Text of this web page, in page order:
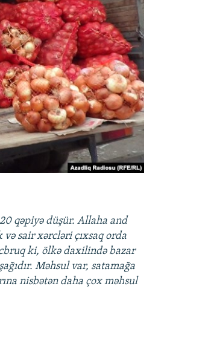
qəpiyə düşür. Allaha and
sair xərcləri çıxsaq orda
ki, ölkə daxilində bazar
Məhsul var, satamağa
nisbətən daha çox məhsul